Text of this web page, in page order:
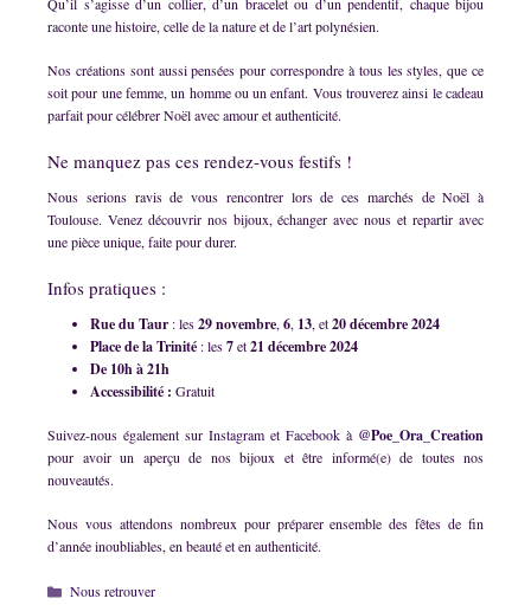
raconte une histoire, celle de la nature et de l’art polynésien.
Nos créations sont aussi pensées pour correspondre à tous les styles, que ce
soit pour une femme, un homme ou un enfant. Vous trouverez ainsi le cadeau
parfait pour célébrer Noël avec amour et authenticité.
Ne manquez pas ces rendez-vous festifs !
Nous serions ravis de vous rencontrer lors de ces marchés de Noël à
Toulouse. Venez découvrir nos bijoux, échanger avec nous et repartir avec
une pièce unique, faite pour durer.
Infos pratiques :
Rue du Taur : les29 novembre, 6, 13, et20 décembre 2024
Place de la Trinité : les7et21 décembre 2024
De 10h à 21h
Accessibilité : Gratuit
Suivez-nous également sur Instagram et Facebook à @Poe_Ora_Creation
pour avoir un aperçu de nos bijoux et être informé(e) de toutes nos
nouveautés.
Nous vous attendons nombreux pour préparer ensemble des fêtes de fin
d’année inoubliables, en beauté et en authenticité.
Catégories
Nous retrouver